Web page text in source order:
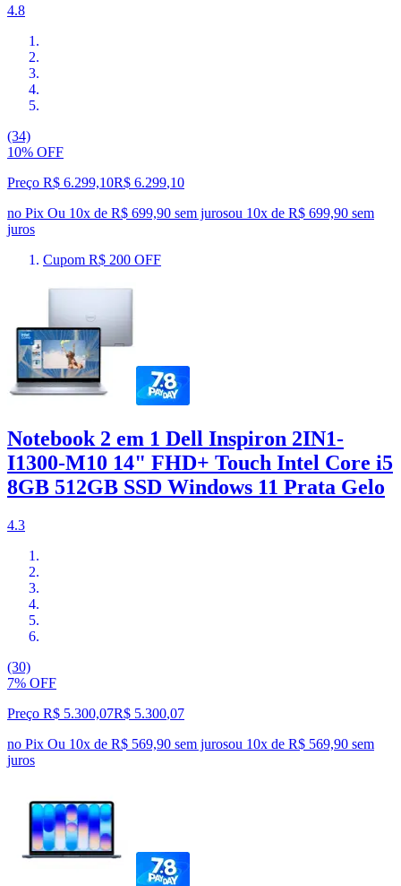
4.8
(34)
10% OFF
Preço R$ 6.299,10R$ 6.299,10
no Pix Ou 10x de R$ 699,90 sem jurosou 10x de R$ 699,90 sem
juros
Cupom R$ 200 OFF
Notebook 2 em 1 Dell Inspiron 2IN1-
I1300-M10 14" FHD+ Touch Intel Core i5
8GB 512GB SSD Windows 11 Prata Gelo
4.3
(30)
7% OFF
Preço R$ 5.300,07R$ 5.300,07
no Pix Ou 10x de R$ 569,90 sem jurosou 10x de R$ 569,90 sem
juros